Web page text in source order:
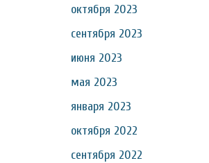
октября 2023
сентября 2023
июня 2023
мая 2023
января 2023
октября 2022
сентября 2022